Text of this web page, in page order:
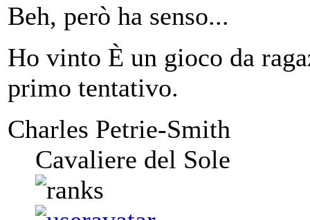
Beh, però ha senso...
Ho vinto È un gioco da
primo tentativo.
Charles Petrie-Smith
Cavaliere del Sole